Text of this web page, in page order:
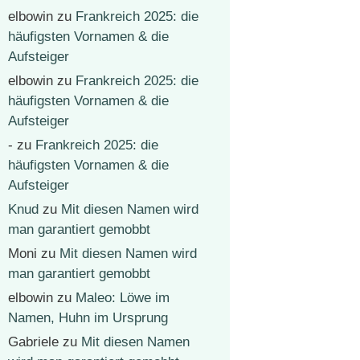
elbowin zu Frankreich 2025: die
häufigsten Vornamen & die
Aufsteiger
elbowin zu Frankreich 2025: die
häufigsten Vornamen & die
Aufsteiger
- zu Frankreich 2025: die
häufigsten Vornamen & die
Aufsteiger
Knud zu Mit diesen Namen wird
man garantiert gemobbt
Moni zu Mit diesen Namen wird
man garantiert gemobbt
elbowin zu Maleo: Löwe im
Namen, Huhn im Ursprung
Gabriele zu Mit diesen Namen